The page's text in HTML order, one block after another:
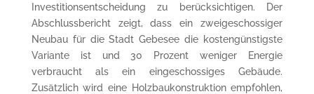
Investitionsentscheidung zu berücksichtigen. Der
Abschlussbericht zeigt, dass ein zweigeschossiger
Neubau für die Stadt Gebesee die kostengünstigste
Variante ist und 30 Prozent weniger Energie
verbraucht als ein eingeschossiges Gebäude.
Zusätzlich wird eine Holzbaukonstruktion empfohlen,